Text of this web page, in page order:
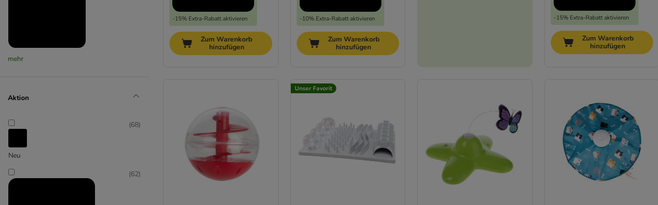
Canadian Cat Company
Croci
(1)
(4)
mehr
Aktion
Neu
(68)
(62)
-15% Extra-Rabatt aktivieren
Zum Warenkorb
hinzufügen
-10% Extra-Rabatt aktivieren
Zum Warenkorb
hinzufügen
-15% Extra-Rabatt aktivieren
Zum Warenkorb
hinzufügen
Unser Favorit